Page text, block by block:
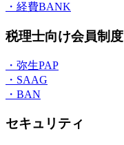
・経費BANK
税理士向け会員制度
・弥生PAP
・SAAG
・BAN
セキュリティ